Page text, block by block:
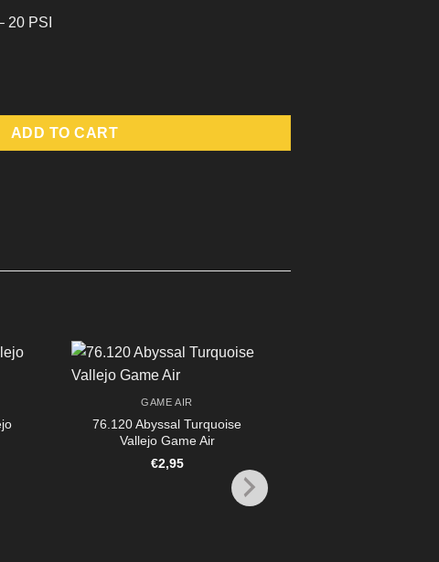
20 PSI
Game Air quantity
ADD TO CART
GAME AIR
76.120 Abyssal Turquoise
Vallejo Game Air
€2,95